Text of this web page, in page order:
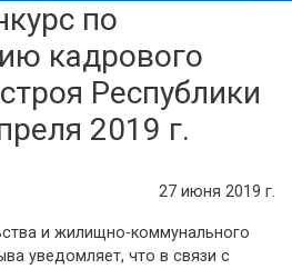
по
кадрового
Республики
2019 г.
27 июня 2019 г.
и жилищно-коммунального
уведомляет, что в связи с